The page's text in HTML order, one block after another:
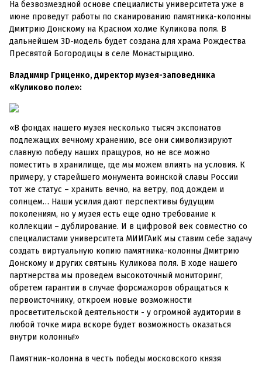
На безвозмездной основе специалисты университета уже в
июне проведут работы по сканированию памятника-колонны
Дмитрию Донскому на Красном холме Куликова поля. В
дальнейшем 3D-модель будет создана для храма Рождества
Пресвятой Богородицы в селе Монастырщино.
Владимир Гриценко, директор музея-заповедника
«Куликово поле»:
«В фондах нашего музея несколько тысяч экспонатов
подлежащих вечному хранению, все они символизируют
славную победу наших пращуров, но не все можно
поместить в хранилище, где мы можем влиять на условия. К
примеру, у старейшего монумента воинской славы России
тот же статус – хранить вечно, на ветру, под дождем и
солнцем… Наши усилия дают перспективы будущим
поколениям, но у музея есть еще одно требование к
коллекции – дублирование. И в цифровой век совместно со
специалистами университета МИИГАиК мы ставим себе задачу
создать виртуальную копию памятника-колонны Дмитрию
Донскому и других святынь Куликова поля. В ходе нашего
партнерства мы проведем высокоточный мониторинг,
обретем гарантии в случае форсмажоров обращаться к
первоисточнику, откроем новые возможности
просветительской деятельности - у огромной аудитории в
любой точке мира вскоре будет возможность оказаться
внутри колонны!»
Памятник-колонна в честь победы московского князя